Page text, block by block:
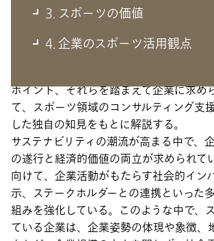
3. スポーツの価値
4. 企業のスポーツ活用観点
本連載では、企業がスポーツの価値を享
ポイント、それらを踏まえて企業に求め
て、スポーツ領域のコンサルティング支
した独自の知見をもとに解説する。
サステナビリティの潮流が高まる中で、
の遂行と経済的価値の両立が求められて
向けて、企業活動がもたらす社会的イン
示、ステークホルダーとの連携といった
組みを強化している。このような中で、
ている企業は、企業姿勢の体現や象徴、